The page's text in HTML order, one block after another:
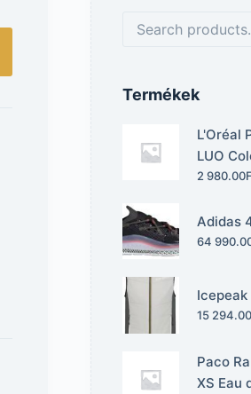
Termékek
L'Oréal
LUO
2 980.00
Adidas
64
15 294.00
Paco
XS Eau